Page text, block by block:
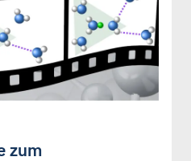
zum